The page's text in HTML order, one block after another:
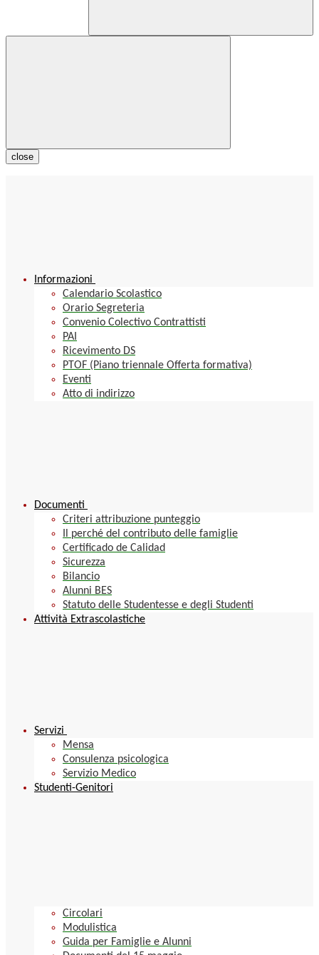
close
Informazioni
Calendario Scolastico
Orario Segreteria
Convenio Colectivo Contrattisti
PAI
Ricevimento DS
PTOF (Piano triennale Offerta formativa)
Eventi
Atto di indirizzo
Documenti
Criteri attribuzione punteggio
Il perché del contributo delle famiglie
Certificado de Calidad
Sicurezza
Bilancio
Alunni BES
Statuto delle Studentesse e degli Studenti
Attività Extrascolastiche
Servizi
Mensa
Consulenza psicologica
Servizio Medico
Studenti-Genitori
Circolari
Modulistica
Guida per Famiglie e Alunni